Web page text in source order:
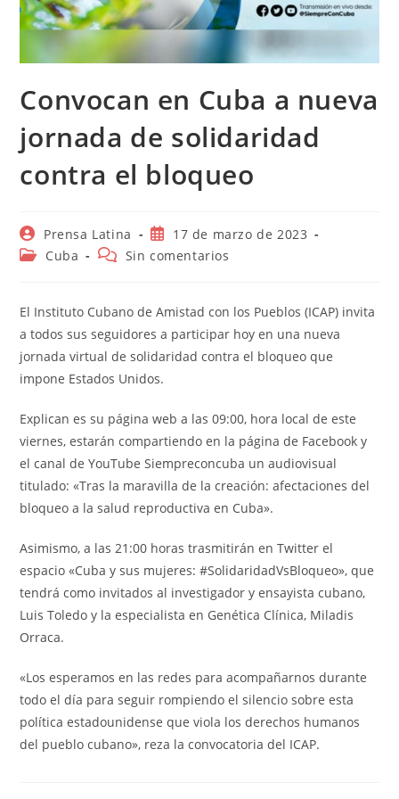
Convocan en Cuba a nueva
jornada de solidaridad
contra el bloqueo
Autor
de
Prensa Latina
Publicación
de
17 de marzo de 2023
Categoría
entrada:
Cuba
Comentarios
entrada:
Sin comentarios
El Instituto Cubano de Amistad con los Pueblos (ICAP) invita
a todos sus seguidores a participar hoy en una nueva
jornada virtual de solidaridad contra el bloqueo que
impone Estados Unidos.
Explican es su página web a las 09:00, hora local de este
viernes, estarán compartiendo en la página de Facebook y
el canal de YouTube Siempreconcuba un audiovisual
titulado: «Tras la maravilla de la creación: afectaciones del
bloqueo a la salud reproductiva en Cuba».
Asimismo, a las 21:00 horas trasmitirán en Twitter el
espacio «Cuba y sus mujeres: #SolidaridadVsBloqueo», que
tendrá como invitados al investigador y ensayista cubano,
Luis Toledo y la especialista en Genética Clínica, Miladis
Orraca.
«Los esperamos en las redes para acompañarnos durante
todo el día para seguir rompiendo el silencio sobre esta
política estadounidense que viola los derechos humanos
del pueblo cubano», reza la convocatoria del ICAP.